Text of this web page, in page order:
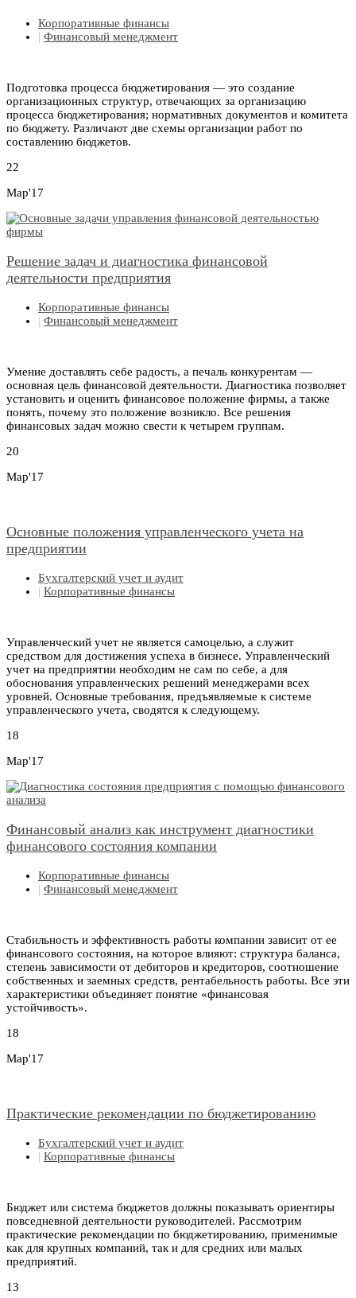
Корпоративные финансы
| Финансовый менеджмент
Подготовка процесса бюджетирования — это создание
организационных структур, отвечающих за организацию
процесса бюджетирования; нормативных документов и комитета
по бюджету. Различают две схемы организации работ по
составлению бюджетов.
22
Мар'17
Решение задач и диагностика финансовой
деятельности предприятия
Корпоративные финансы
| Финансовый менеджмент
Умение доставлять себе радость, а печаль конкурентам —
основная цель финансовой деятельности. Диагностика позволяет
установить и оценить финансовое положение фирмы, а также
понять, почему это положение возникло. Все решения
финансовых задач можно свести к четырем группам.
20
Мар'17
Основные положения управленческого учета на
предприятии
Бухгалтерский учет и аудит
| Корпоративные финансы
Управленческий учет не является самоцелью, а служит
средством для достижения успеха в бизнесе. Управленческий
учет на предприятии необходим не сам по себе, а для
обоснования управленческих решений менеджерами всех
уровней. Основные требования, предъявляемые к системе
управленческого учета, сводятся к следующему.
18
Мар'17
Финансовый анализ как инструмент диагностики
финансового состояния компании
Корпоративные финансы
| Финансовый менеджмент
Стабильность и эффективность работы компании зависит от ее
финансового состояния, на которое влияют: структура баланса,
степень зависимости от дебиторов и кредиторов, соотношение
собственных и заемных средств, рентабельность работы. Все эти
характеристики объединяет понятие «финансовая
устойчивость».
18
Мар'17
Практические рекомендации по бюджетированию
Бухгалтерский учет и аудит
| Корпоративные финансы
Бюджет или система бюджетов должны показывать ориентиры
повседневной деятельности руководителей. Рассмотрим
практические рекомендации по бюджетированию, применимые
как для крупных компаний, так и для средних или малых
предприятий.
13